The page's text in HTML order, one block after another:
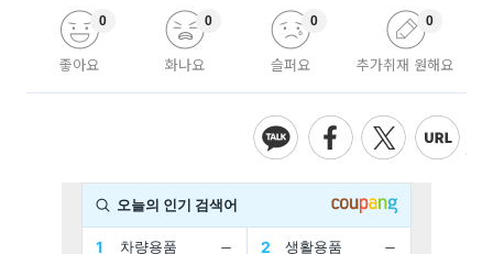
좋아요
0
화나요
0
슬퍼요
0
추가취재 원해요
0